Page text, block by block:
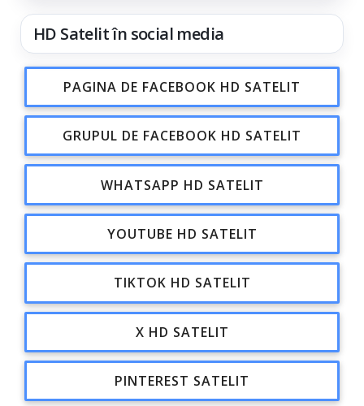
HD Satelit în social media
PAGINA DE FACEBOOK HD SATELIT
GRUPUL DE FACEBOOK HD SATELIT
WHATSAPP HD SATELIT
YOUTUBE HD SATELIT
TIKTOK HD SATELIT
X HD SATELIT
PINTEREST SATELIT